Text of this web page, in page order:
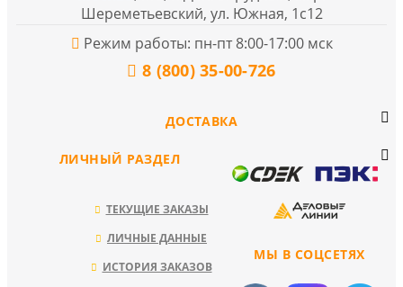
Шереметьевский, ул. Южная, 1с12
Режим работы: пн-пт 8:00-17:00 мск
8 (800) 35-00-726
ДОСТАВКА
МЫ В СОЦСЕТЯХ
ЛИЧНЫЙ РАЗДЕЛ
ТЕКУЩИЕ ЗАКАЗЫ
ЛИЧНЫЕ ДАННЫЕ
ИСТОРИЯ ЗАКАЗОВ